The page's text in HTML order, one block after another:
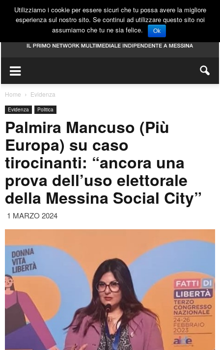
Home Evidenza
Evidenza Politica
Palmira Mancuso (Più
Europa) su caso
tirocinanti: “ancora una
prova dell’uso elettorale
della Messina Social City”
1 MARZO 2024
Utilizziamo i cookie per essere sicuri che tu possa avere la migliore
esperienza sul nostro sito. Se continui ad utilizzare questo sito noi
assumiamo che tu ne sia felice.
Ok